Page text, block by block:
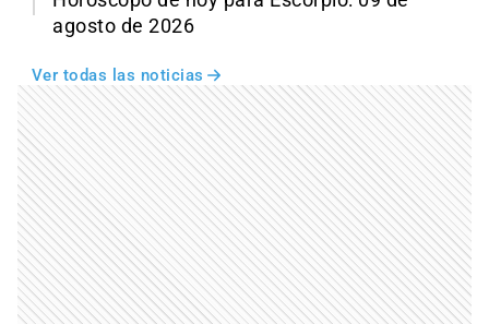
agosto de 2026
Ver todas las noticias